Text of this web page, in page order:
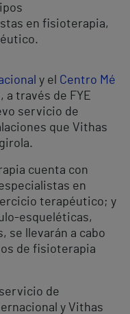
en fisioterapia,
y el Centro Mé
a través de FYE
servicio de
que Vithas
cuenta con
en
terapéutico; y
esqueléticas,
se llevarán a cabo
de fisioterapia
de
y Vithas